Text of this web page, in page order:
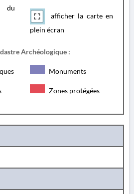
du
afficher la carte en
plein écran
Archéologique :
Monuments
Zones protégées